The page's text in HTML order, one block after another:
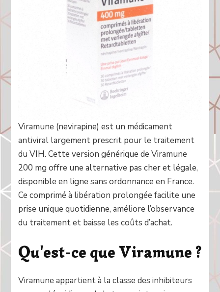
Viramune (nevirapine) est un médicament
antiviral largement prescrit pour le traitement
du VIH. Cette version générique de Viramune
200 mg offre une alternative pas cher et légale,
disponible en ligne sans ordonnance en France.
Ce comprimé à libération prolongée facilite une
prise unique quotidienne, améliore l’observance
du traitement et baisse les coûts d’achat.
Qu'est-ce que Viramune ?
Viramune appartient à la classe des inhibiteurs